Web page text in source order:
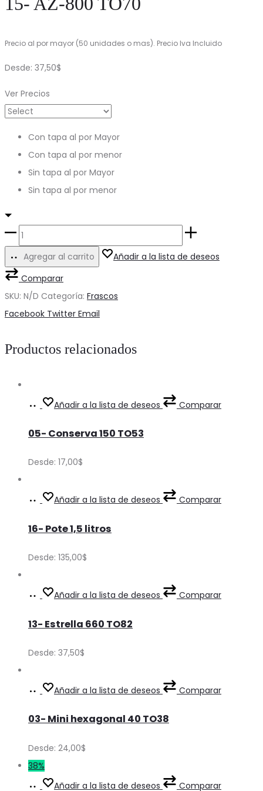
Precio al por mayor (50 unidades o mas). Precio Iva Incluido
Desde: 37,50$
Ver Precios
Con tapa al por Mayor
Con tapa al por menor
Sin tapa al por Mayor
Sin tapa al por menor
15-
AZ-
800
TO70
cantidad
Agregar al carrito
Añadir a la lista de deseos
Comparar
SKU: N/D Categoría: Frascos
Share
Facebook Twitter Email
Productos relacionados
Ver
This
has
The
options
may
chosen
the
page
Añadir a la lista de deseos Comparar
05- Conserva 150 TO53
Desde: 17,00$
Ver
This
has
The
options
may
chosen
the
page
Añadir a la lista de deseos Comparar
16- Pote 1,5 litros
Desde: 135,00$
Ver
This
has
The
options
may
chosen
on
the
Añadir a la lista de deseos Comparar
13- Estrella 660 TO82
Desde: 37,50$
Ver
This
has
variants.
The
Añadir a la lista de deseos Comparar
03- Mini hexagonal 40 TO38
Desde: 24,00$
38%
Ver
ThisAñadir a la lista de deseos Comparar